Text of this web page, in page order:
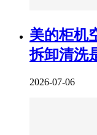
美的柜机
拆卸清洗
2026-07-06